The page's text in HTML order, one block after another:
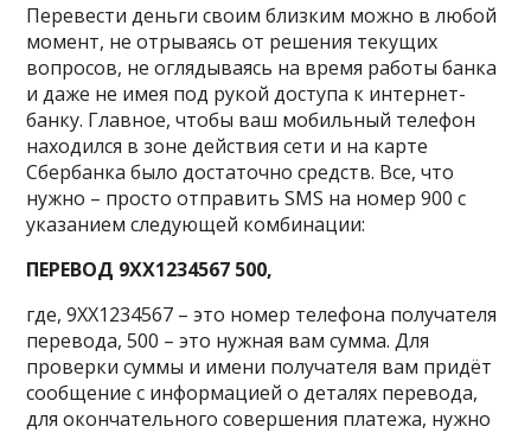
Перевести деньги своим близким можно в любой
момент, не отрываясь от решения текущих
вопросов, не оглядываясь на время работы банка
и даже не имея под рукой доступа к интернет-
банку. Главное, чтобы ваш мобильный телефон
находился в зоне действия сети и на карте
Сбербанка было достаточно средств. Все, что
нужно – просто отправить SMS на номер 900 с
указанием следующей комбинации:
ПЕРЕВОД 9ХХ1234567 500,
где, 9XX1234567 – это номер телефона получателя
перевода, 500 – это нужная вам сумма. Для
проверки суммы и имени получателя вам придёт
сообщение с информацией о деталях перевода,
для окончательного совершения платежа, нужно